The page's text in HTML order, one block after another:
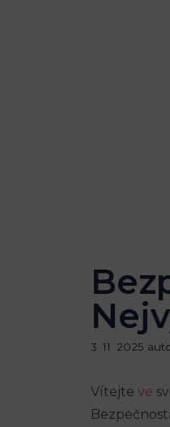
3. 11. 2025
Vítejte ve